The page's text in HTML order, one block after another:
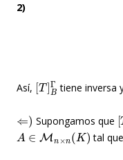
2)
Así,
[T]B
tiene inversa
)
Supongamos que
[
A ∈ Mn×n(K)
tal